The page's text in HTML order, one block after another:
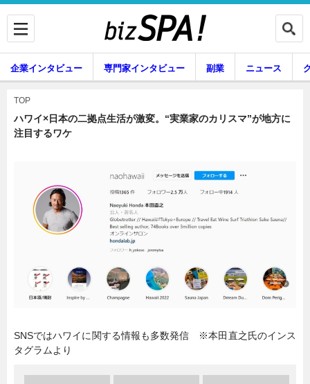
専門家インタビュー
副業 ニュース
グルメ スキル
暮らし エンタメ
企業インタビュー 専門家インタビュー 副業 ニュース
暮らし
TOP
ハワイ×日本の二拠点生活が激変。“実業家のカリスマ”が地方に
注目するワケ
SNSではハワイに関する情報も多数発信 ※本田直之氏のインス
タグラムより